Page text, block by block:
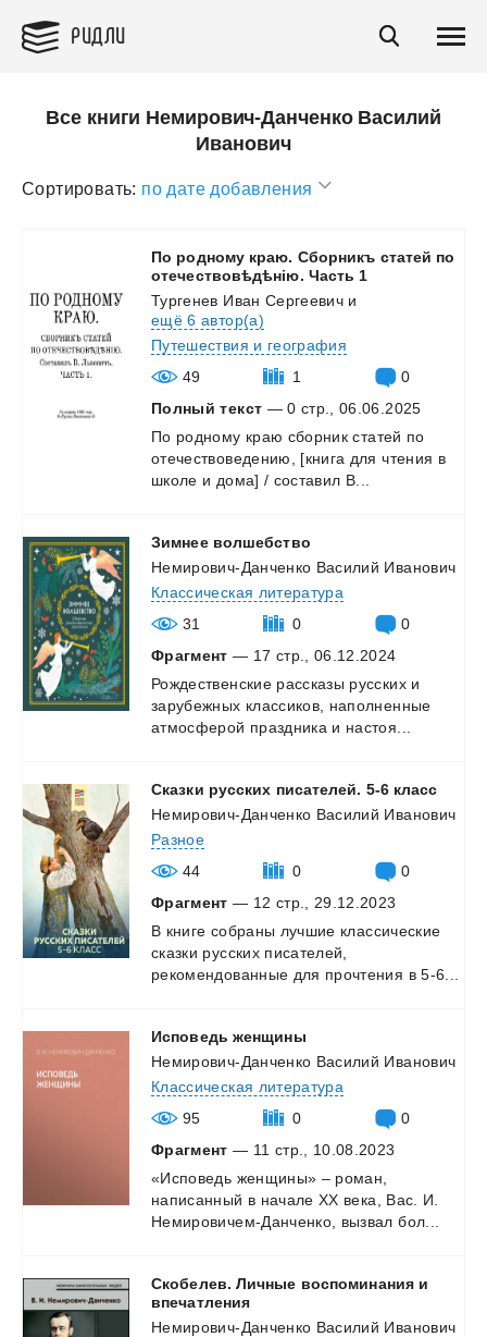
РИДЛИ
Все книги Немирович-Данченко Василий
Иванович
Сортировать: по дате добавления
По родному краю. Сборникъ статей по
отечествовѣдѣнiю. Часть 1
Тургенев Иван Сергеевич и
ещё 6 автор(а)
Путешествия и география
49
1
0
Полный текст — 0 стр., 06.06.2025
По родному краю сборник статей по
отечествоведению,
[книга для чтения в
школе и дома] / составил В...
Зимнее волшебство
Немирович-Данченко Василий Иванович
Классическая литература
31
0
0
Фрагмент — 17 стр., 06.12.2024
Рождественские рассказы русских и
зарубежных классиков,
наполненные
атмосферой праздника и настоя...
Сказки русских писателей. 5-6 класс
Немирович-Данченко Василий Иванович
Разное
44
0
0
Фрагмент — 12 стр., 29.12.2023
В книге собраны лучшие классические
сказки русских писателей,
рекомендованные для прочтения в 5-6...
Исповедь женщины
Немирович-Данченко Василий Иванович
Классическая литература
95
0
0
Фрагмент — 11 стр., 10.08.2023
«Исповедь женщины» – роман,
написанный в начале XX века, Вас.
И.
Немировичем-Данченко,
вызвал бол...
Скобелев. Личные воспоминания и
впечатления
Немирович-Данченко Василий Иванович